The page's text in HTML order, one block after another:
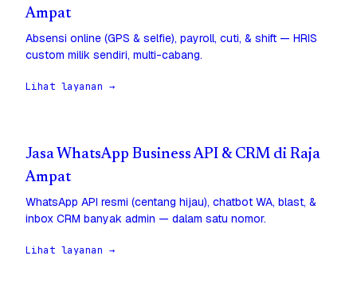
Ampat
Absensi online (GPS & selfie), payroll, cuti, & shift — HRIS
custom milik sendiri, multi-cabang.
Lihat layanan →
Jasa WhatsApp Business API & CRM di Raja
Ampat
WhatsApp API resmi (centang hijau), chatbot WA, blast, &
inbox CRM banyak admin — dalam satu nomor.
Lihat layanan →